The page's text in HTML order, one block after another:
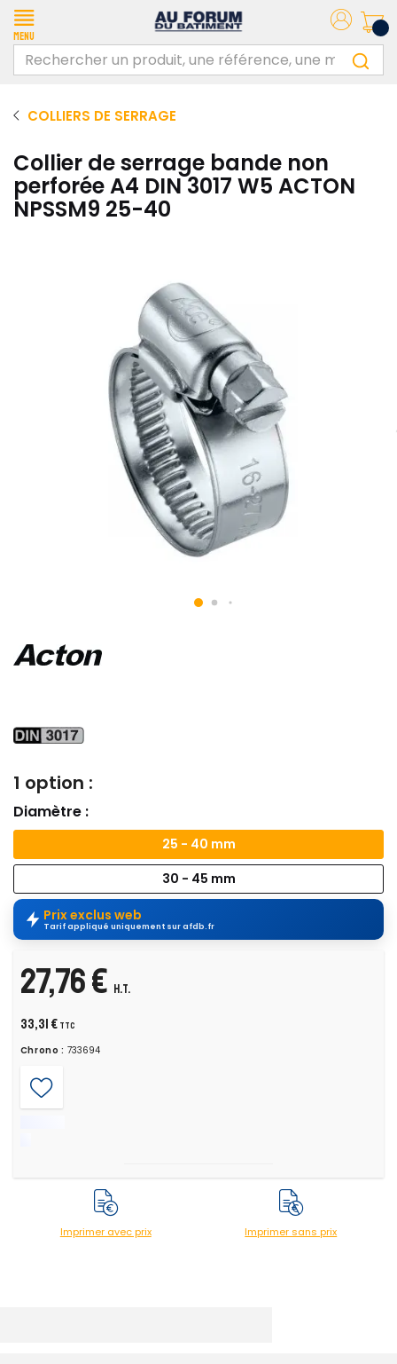
Menu
COLLIERS DE SERRAGE
Collier de serrage bande non
perforée A4 DIN 3017 W5 ACTON
NPSSM9 25-40
1 option :
Diamètre :
25 - 40 mm
30 - 45 mm
Prix exclus web
Tarif appliqué uniquement sur afdb.fr
27,76 € H.T.
33,31 € TTC
Chrono : 733694
Imprimer avec prix Imprimer sans prix